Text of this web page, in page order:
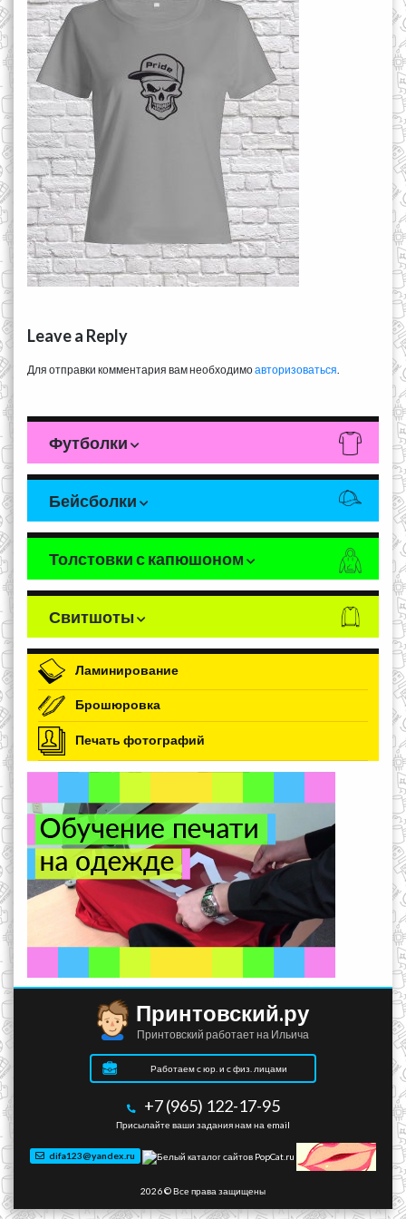
Leave a Reply
Для отправки комментария вам необходимоавторизоваться
Футболки
Бейсболки
Толстовки с капюшоном
Свитшоты
Ламинирование
Брошюровка
Печать фотографий
Принтовский.ру
Принтовский работает на Ильича
Работаем с юр. и с физ. лицами
+7 (965) 122-17-95
Присылайте ваши задания нам на email
difa123@yandex.ru
2026 © Все права защищены